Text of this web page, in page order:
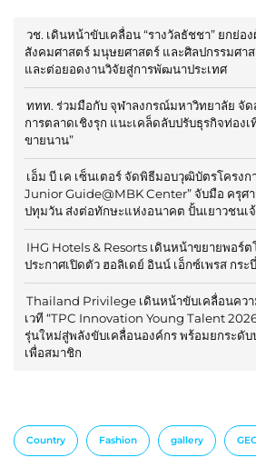
วช. เดินหน้าขับเคลื่อน “รางวัลธัชชา” ยกย่อ
สังคมศาสตร์ มนุษยศาสตร์ และศิลปกรรมศา
และต่อยอดงานวิจัยสู่การพัฒนาประเทศ
ททท. ร่วมมือกับ จุฬาลงกรณ์มหาวิทยาลัย จัด
การตลาดเชิงรุก แนะเคล็ดลับปรับธุรกิจท่อง
ขายนาน”
เอ็ม บี เค เซ็นเตอร์ จัดพิธีมอบวุฒิบัตรโครงก
Junior Guide@MBK Center” จับมือ ครุศ
ปทุมวัน ส่งต่อทักษะแห่งอนาคต ปั้นเยาวชนเ
IHG Hotels & Resorts เดินหน้าขยายพอร์ต
ประกาศเปิดตัว ฮอลิเดย์ อินน์ เอ็กซ์เพรส กระ
Thailand Privilege เดินหน้าขับเคลื่อนควา
เวที “TPC Innovation Young Talent
รุ่นใหม่สู่พลังขับเคลื่อนองค์กร พร้อมยกระดับ
เพื่อสมาชิก
Country Fashion gallery